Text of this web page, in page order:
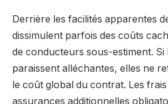
Derrière les facilités apparentes
dissimulent parfois des coûts
de conducteurs sous-estiment. Si
paraissent alléchantes, elles ne
le coût global du contrat. Les frais
assurances additionnelles